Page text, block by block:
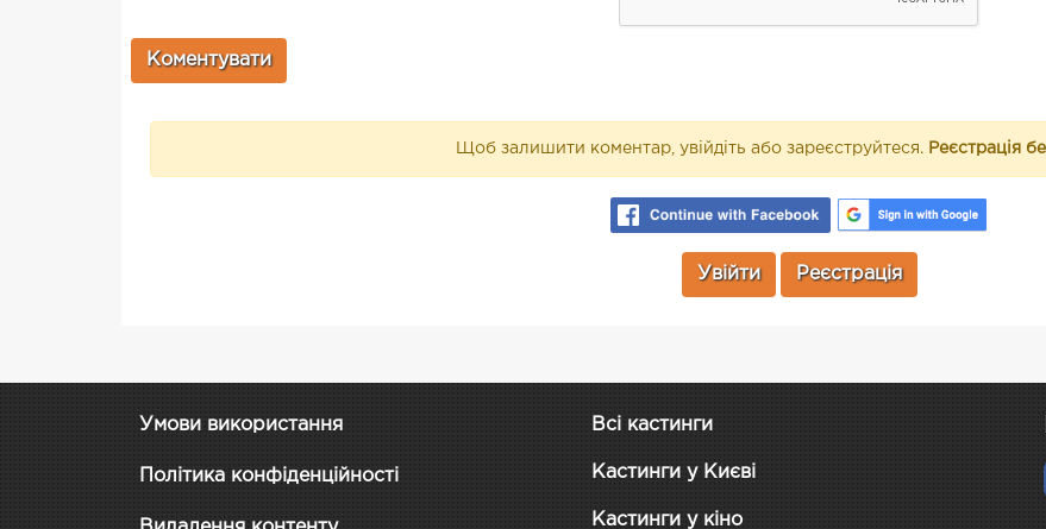
Щоб залишити коментар, увійдіть або зареєструйтеся. Реєстрація
Увійти Реєстрація
Умови використання
Політика конфіденційності
Всі кастинги
Кастинги у Києві
Кастинги у кіно